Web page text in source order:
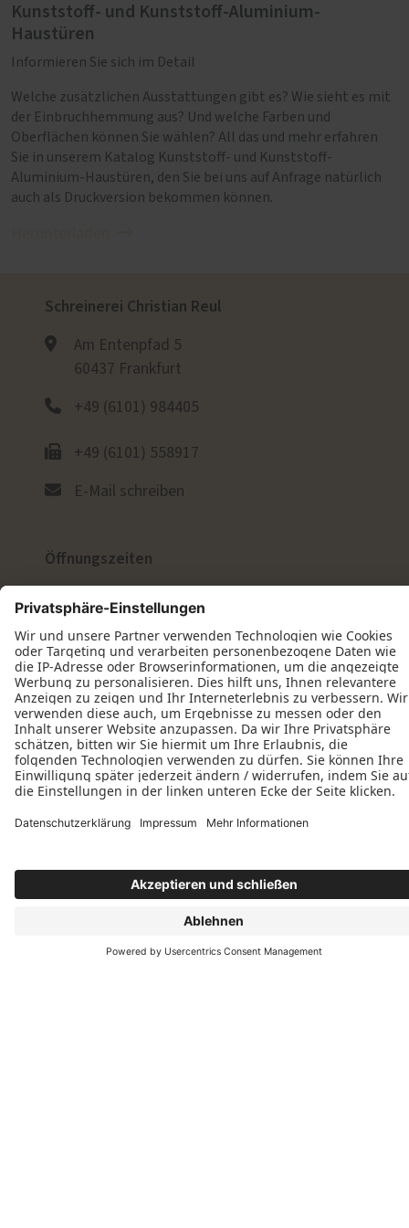
Kunststoff- und Kunststoff-Aluminium-
Haustüren
Informieren Sie sich im Detail
Welche zusätzlichen Ausstattungen gibt es? Wie sieht es mit
der Einbruchhemmung aus? Und welche Farben und
Oberflächen können Sie wählen? All das und mehr erfahren
Sie in unserem Katalog Kunststoff- und Kunststoff-
Aluminium-Haustüren, den Sie bei uns auf Anfrage natürlich
auch als Druckversion bekommen können.
Schreinerei Christian Reul
Am Entenpfad 5
60437 Frankfurt
+49 (6101) 984405
+49 (6101) 558917
E-Mail schreiben
Öffnungszeiten
Dienstag: 08:00–16:00 Uhr
Mittwoch: 08:00–16:00 Uhr
Donnerstag: 08:00–16:00 Uhr
Freitag: 08:00–16:00 Uhr
Werkstatt und Ausstellung
Am Hollerbusch 31a
60437 Frankfurt am Main, Nieder-Eschbach
Folgen Sie uns